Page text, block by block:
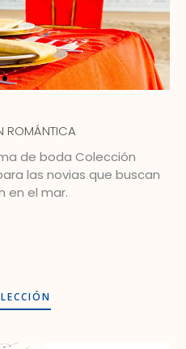
ROMÁNTICA
de boda Colección
las novias que buscan
en el mar.